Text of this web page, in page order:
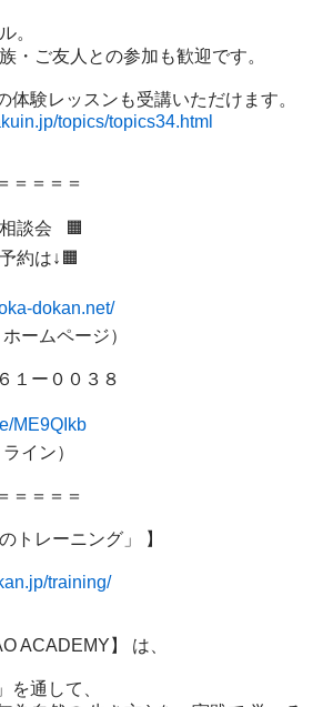
。
ご友人との参加も歓迎です。
体験レッスンも受講いただけます。
topics/topics34.html
＝＝＝＝
談会   🟧
予約は↓🟧
dokan.net/
１ー００３８
ME9QIkb
＝＝＝＝
トレーニング」 】
training/
を通して、